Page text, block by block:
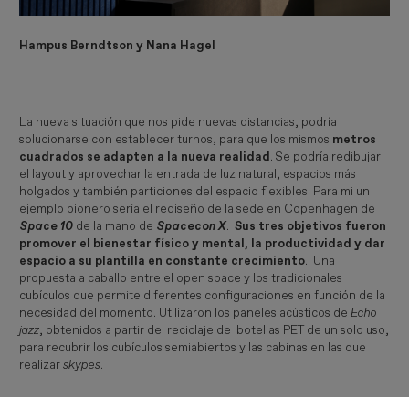
Hampus Berndtson y Nana Hagel
La nueva situación que nos pide nuevas distancias, podría
solucionarse con establecer turnos, para que los mismos metros
cuadrados se adapten a la nueva realidad. Se podría redibujar
el layout y aprovechar la entrada de luz natural, espacios más
holgados y también particiones del espacio flexibles. Para mi un
ejemplo pionero sería el rediseño de la sede en Copenhagen de
Space 10 de la mano de Spacecon X.Sus tres objetivos fueron
promover el bienestar físico y mental, la productividad y dar
espacio a su plantilla en constante crecimiento. Una
propuesta a caballo entre el open space y los tradicionales
cubículos que permite diferentes configuraciones en función de la
necesidad del momento. Utilizaron los paneles acústicos deEcho
jazz, obtenidos a partir del reciclaje de botellas PET de un solo uso,
para recubrir los cubículos semiabiertos y las cabinas en las que
realizar skypes.